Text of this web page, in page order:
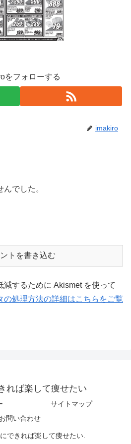
をフォローする
imakiro
でした。
トを書き込む
減するために Akismet を使って
の処理方法の詳細はこちらをご覧
れば楽して痩せたい
サイトマップ
お問い合わせ
できれば楽して痩せたい.